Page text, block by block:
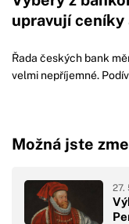
upravují ceníky
Řada českých bank
velmi nepříjemné.
Možná jste
27.